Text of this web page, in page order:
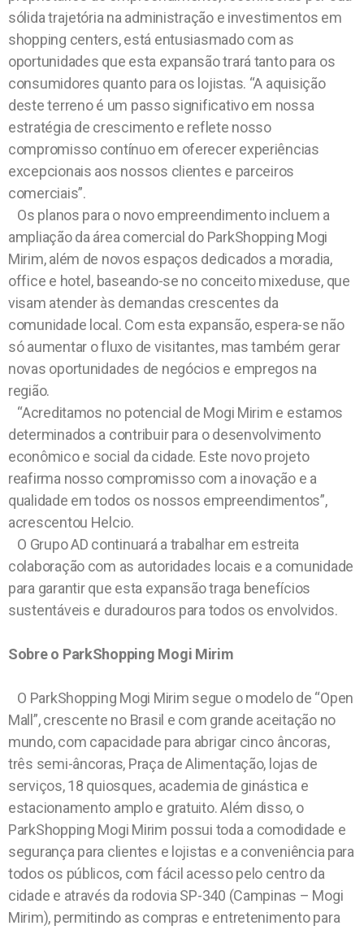
sólida trajetória na administração e investimentos em
shopping centers, está entusiasmado com as
oportunidades que esta expansão trará tanto para os
consumidores quanto para os lojistas. “A aquisição
deste terreno é um passo significativo em nossa
estratégia de crescimento e reflete nosso
compromisso contínuo em oferecer experiências
excepcionais aos nossos clientes e parceiros
comerciais”.
Os planos para o novo empreendimento incluem a
ampliação da área comercial do ParkShopping Mogi
Mirim, além de novos espaços dedicados a moradia,
office e hotel, baseando-se no conceito mixeduse, que
visam atender às demandas crescentes da
comunidade local. Com esta expansão, espera-se não
só aumentar o fluxo de visitantes, mas também gerar
novas oportunidades de negócios e empregos na
região.
“Acreditamos no potencial de Mogi Mirim e estamos
determinados a contribuir para o desenvolvimento
econômico e social da cidade. Este novo projeto
reafirma nosso compromisso com a inovação e a
qualidade em todos os nossos empreendimentos”,
acrescentou Helcio.
O Grupo AD continuará a trabalhar em estreita
colaboração com as autoridades locais e a comunidade
para garantir que esta expansão traga benefícios
sustentáveis e duradouros para todos os envolvidos.
Sobre o ParkShopping Mogi Mirim
O ParkShopping Mogi Mirim segue o modelo de “Open
Mall”, crescente no Brasil e com grande aceitação no
mundo, com capacidade para abrigar cinco âncoras,
três semi-âncoras, Praça de Alimentação, lojas de
serviços, 18 quiosques, academia de ginástica e
estacionamento amplo e gratuito. Além disso, o
ParkShopping Mogi Mirim possui toda a comodidade e
segurança para clientes e lojistas e a conveniência para
todos os públicos, com fácil acesso pelo centro da
cidade e através da rodovia SP-340 (Campinas – Mogi
Mirim), permitindo as compras e entretenimento para